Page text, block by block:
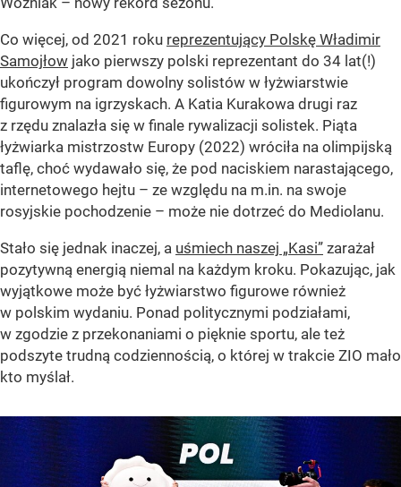
Co więcej, od 2021 roku reprezentujący Polskę Władimir
Samojłow jako pierwszy polski reprezentant do 34 lat(!)
ukończył program dowolny solistów w łyżwiarstwie
figurowym na igrzyskach. A Katia Kurakowa drugi raz
z rzędu znalazła się w finale rywalizacji solistek. Piąta
łyżwiarka mistrzostw Europy (2022) wróciła na olimpijską
taflę, choć wydawało się, że pod naciskiem narastającego,
internetowego hejtu – ze względu na m.in. na swoje
rosyjskie pochodzenie – może nie dotrzeć do Mediolanu.
Stało się jednak inaczej, a uśmiech naszej „Kasi” zarażał
pozytywną energią niemal na każdym kroku. Pokazując, jak
wyjątkowe może być łyżwiarstwo figurowe również
w polskim wydaniu. Ponad politycznymi podziałami,
w zgodzie z przekonaniami o pięknie sportu, ale też
podszyte trudną codziennością, o której w trakcie ZIO mało
kto myślał.